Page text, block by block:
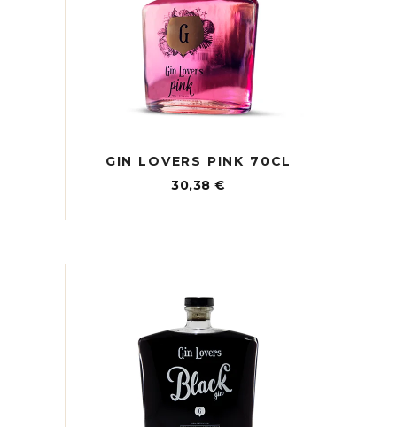
GIN LOVERS PINK 70CL
30,38€